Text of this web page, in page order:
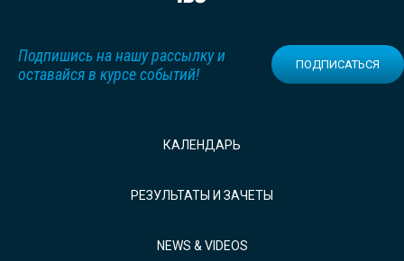
Подпишись на нашу рассылку и
оставайся в курсе событий!
ПОДПИСАТЬСЯ
КАЛЕНДАРЬ
РЕЗУЛЬТАТЫ И ЗАЧЕТЫ
NEWS & VIDEOS